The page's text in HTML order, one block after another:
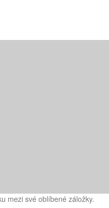
mezi své oblíbené záložky.